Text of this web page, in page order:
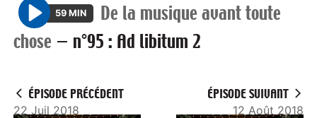
P
l
59 MIN
De la musique avant toute
chose — n°95 : Ad libitum 2
ÉPISODE PRÉCÉDENT
22 Juil 2018
ÉPISODE SUIVANT
12 Août 2018